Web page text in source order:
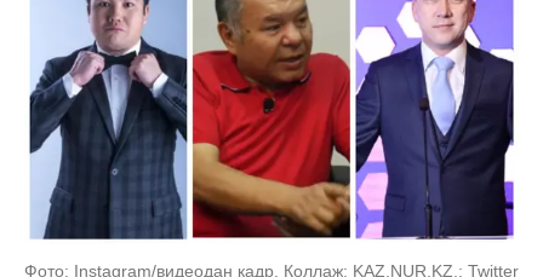
Фото: Instagram/видеодан кадр. Коллаж: KAZ.NUR.KZ.: Twitter